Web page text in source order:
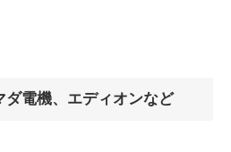
ダ電機、エディオンなど